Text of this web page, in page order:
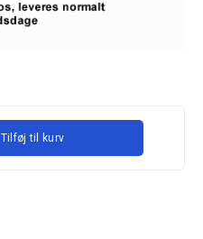
Tilføj til kurv